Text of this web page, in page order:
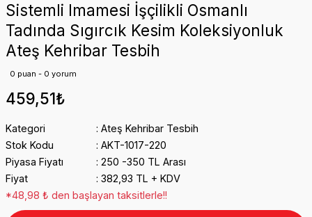
Sistemli Imamesi İşçilikli Osmanlı
Tadında Sıgırcık Kesim Koleksiyonluk
Ateş Kehribar Tesbih
0 puan - 0 yorum
459,51₺
Kategori
Ateş Kehribar Tesbih
Stok Kodu
AKT-1017-220
Piyasa Fiyatı
250 -350 TL Arası
Fiyat
382,93 TL + KDV
*48,98 ₺ den başlayan taksitlerle!!